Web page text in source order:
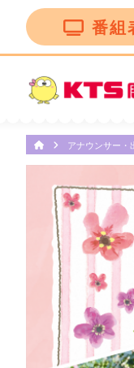
番組
3:52 オープ
アナウンサー・